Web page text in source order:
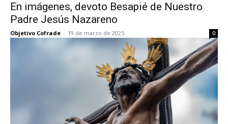
En imágenes, devoto Besapié de Nuestro
Padre Jesús Nazareno
Objetivo Cofrade - 19 de marzo de 2025 0